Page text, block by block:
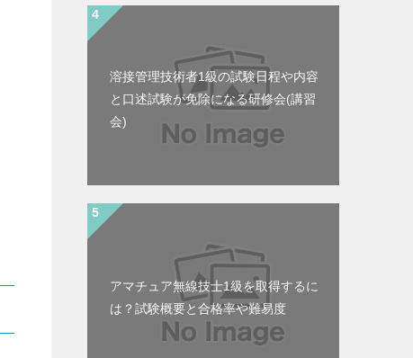
溶接管理技術者1級の試験日程や内容
と口述試験が免除になる研修会(講習
会)
アマチュア無線技士1級を取得するに
は？試験概要と合格率や難易度